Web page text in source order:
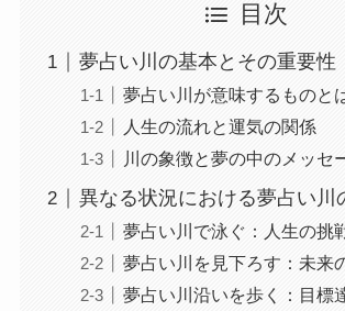
目次
夢占い川の基本とその重要性
夢占い川が意味するものと
人生の流れと運気の関係
川の象徴と夢の中のメッセ
異なる状況における夢占い川
夢占い川で泳ぐ：人生の挑
夢占い川を見下ろす：未来
夢占い川沿いを歩く：目標